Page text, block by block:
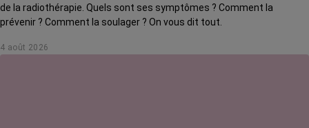
de la radiothérapie. Quels sont ses symptômes ? Comment la
prévenir ? Comment la soulager ? On vous dit tout.
4 août 2026